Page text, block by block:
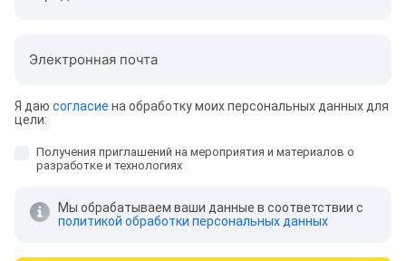
Электронная почта
Я даю согласие на обработку моих персональных данных для
цели:
Получения приглашений на мероприятия и материалов о
разработке и технологиях
Мы обрабатываем ваши данные в соответствии с
политикой обработки персональных данных